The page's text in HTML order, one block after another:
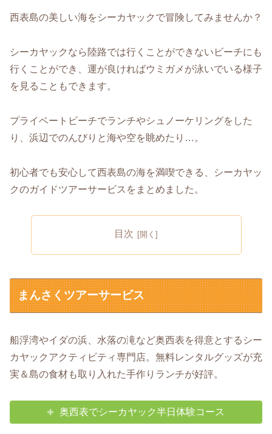
西表島の美しい海をシーカヤックで冒険してみませんか？
シーカヤックなら陸路では行くことができないビーチにも
行くことができ、運が良ければウミガメが泳いでいる様子
を見ることもできます。
プライベートビーチでランチやシュノーケリングをした
り、浜辺でのんびりと海や空を眺めたり…。
初心者でも安心して西表島の海を満喫できる、シーカヤッ
クのガイドツアーサービスをまとめました。
目次
まんさくツアーサービス
船浮湾やイダの浜、水落の滝など奥西表を得意とするシー
カヤックアクティビティ専門店。無料レンタルグッズが充
実＆島の食材も取り入れた手作りランチが好評。
奥西表でシーカヤック半日体験コース